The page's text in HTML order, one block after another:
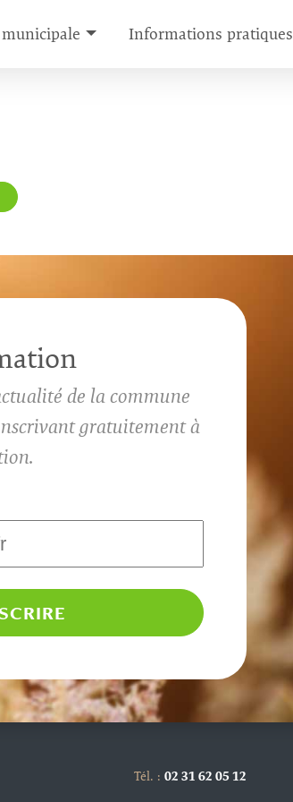
Informations pratiques
de la commune
gratuitement à
Tél. : 02 31 62 05 12